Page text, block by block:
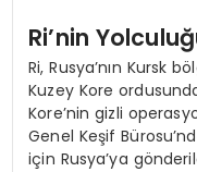
Ri’nin
Ri, Rusya’nın Kursk
Kuzey Kore
Kore’nin gizli
Genel Keşif
için Rusya’ya